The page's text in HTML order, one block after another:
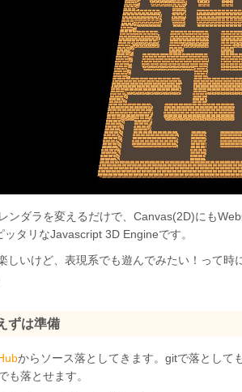
ンダラを変えるだけで、Canvas(2D)にも
ッタリなJavascript 3D Engineです。
しいけど、表現系でも遊んでみたい！って
ずは準備
からソース落としてきます。gitで落として
も落とせます。